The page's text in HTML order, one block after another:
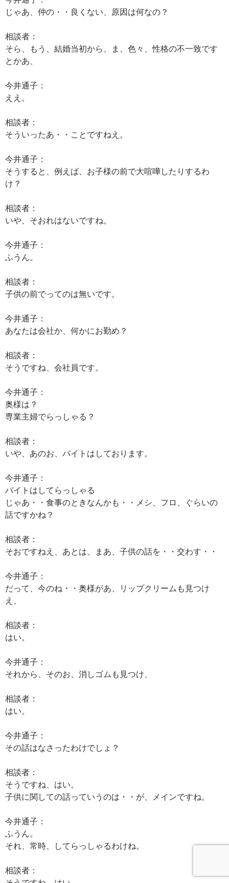
じゃあ、仲の・・良くない、原因は何なの？
相談者：
そら、もう、結婚当初から、ま、色々、性格の不一致です
とかあ、
今井通子：
ええ。
相談者：
そういったあ・・ことですねえ。
今井通子：
そうすると、例えば、お子様の前で大喧嘩したりするわ
け？
相談者：
いや、そおれはないですね。
今井通子：
ふうん。
相談者：
子供の前でってのは無いです。
今井通子：
あなたは会社か、何かにお勤め？
相談者：
そうですね、会社員です。
今井通子：
奥様は？
専業主婦でらっしゃる？
相談者：
いや、あのお、バイトはしております。
今井通子：
バイトはしてらっしゃる
じゃあ・・食事のときなんかも・・メシ、フロ、ぐらいの
話ですかね？
相談者：
そおですねえ、あとは、まあ、子供の話を・・交わす・・
今井通子：
だって、今のね・・奥様があ、リップクリームも見つけ
え、
相談者：
はい。
今井通子：
それから、そのお、消しゴムも見つけ、
相談者：
はい。
今井通子：
その話はなさったわけでしょ？
相談者：
そうですね、はい。
子供に関しての話っていうのは・・が、メインですね。
今井通子：
ふうん。
それ、常時、してらっしゃるわけね。
相談者：